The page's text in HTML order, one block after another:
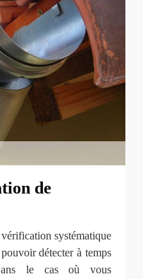
de
systématique
détecter à temps
le cas où vous